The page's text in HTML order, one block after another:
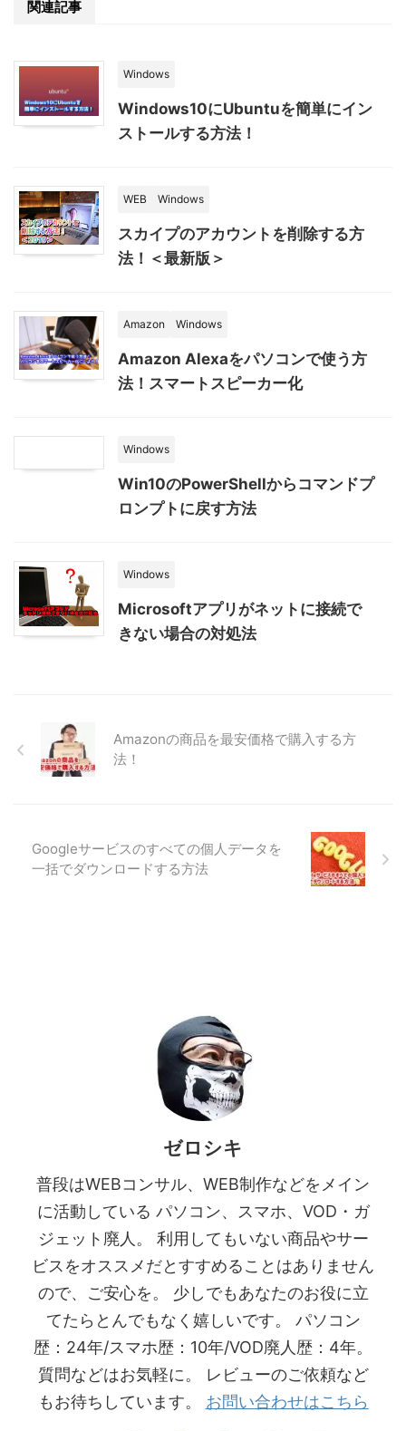
関連記事
Windows
Windows10にUbuntuを簡単にイン
ストールする方法！
WEB Windows
スカイプのアカウントを削除する方
法！＜最新版＞
Amazon Windows
Amazon Alexaをパソコンで使う方
法！スマートスピーカー化
Windows
Win10のPowerShellからコマンドプ
ロンプトに戻す方法
Windows
Microsoftアプリがネットに接続で
きない場合の対処法
Amazonの商品を最安価格で購入する方
法！
Googleサービスのすべての個人データを
一括でダウンロードする方法
ゼロシキ
普段はWEBコンサル、WEB制作などをメイン
に活動している パソコン、スマホ、VOD・ガ
ジェット廃人。 利用してもいない商品やサー
ビスをオススメだとすすめることはありません
ので、ご安心を。 少しでもあなたのお役に立
てたらとんでもなく嬉しいです。 パソコン
歴：24年/スマホ歴：10年/VOD廃人歴：4年。
質問などはお気軽に。 レビューのご依頼など
もお待ちしています。 お問い合わせはこちら